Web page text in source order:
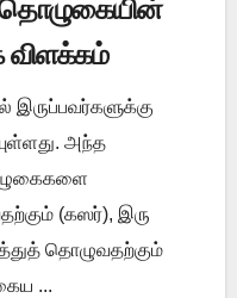
தொழுகையின்
விளக்கம்
இருப்பவர்களுக்கு
அந்த
(கஸர்), இரு
தொழுவதற்கும்
...